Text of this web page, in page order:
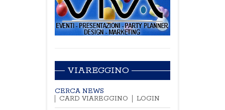
VIAREGGINO
CERCA NEWS
CARD VIAREGGINO
LOGIN